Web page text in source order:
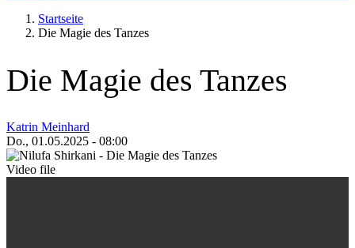
Startseite
Die Magie des Tanzes
Die Magie des Tanzes
Katrin Meinhard
Do., 01.05.2025 - 08:00
Video file